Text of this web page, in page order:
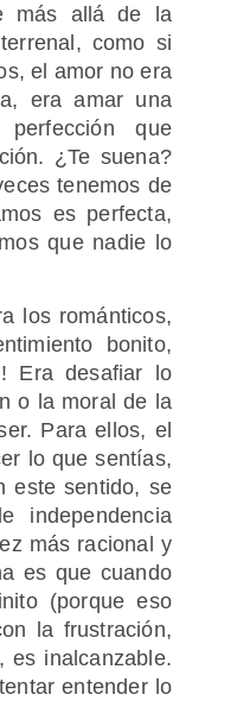
más allá de la
como si
el amor no era
era amar una
que
¿Te suena?
tenemos de
es perfecta,
que nadie lo
los románticos,
bonito,
Era desafiar lo
o la moral de la
Para ellos, el
lo que sentías,
este sentido, se
independencia
más racional y
es que cuando
(porque eso
la frustración,
es inalcanzable.
entender lo